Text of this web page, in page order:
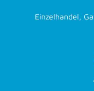
Einzelhandel,